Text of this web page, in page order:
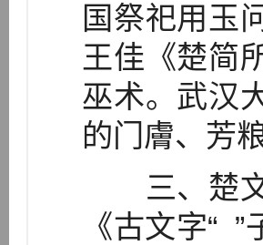
国祭祀用玉
王佳《楚简
巫术。武汉
的门膚、芳
三、楚文
《古文字“